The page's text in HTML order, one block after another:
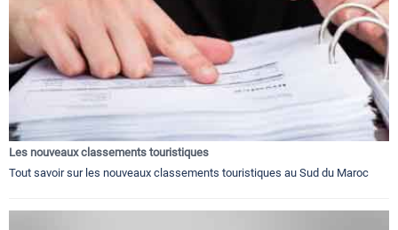
Les nouveaux classements touristiques
Tout savoir sur les nouveaux classements touristiques au Sud du Maroc